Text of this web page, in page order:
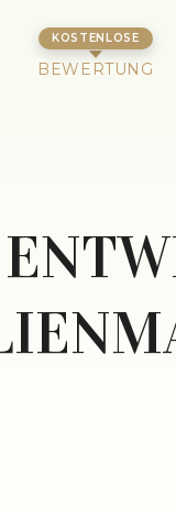
BEWERTUNG